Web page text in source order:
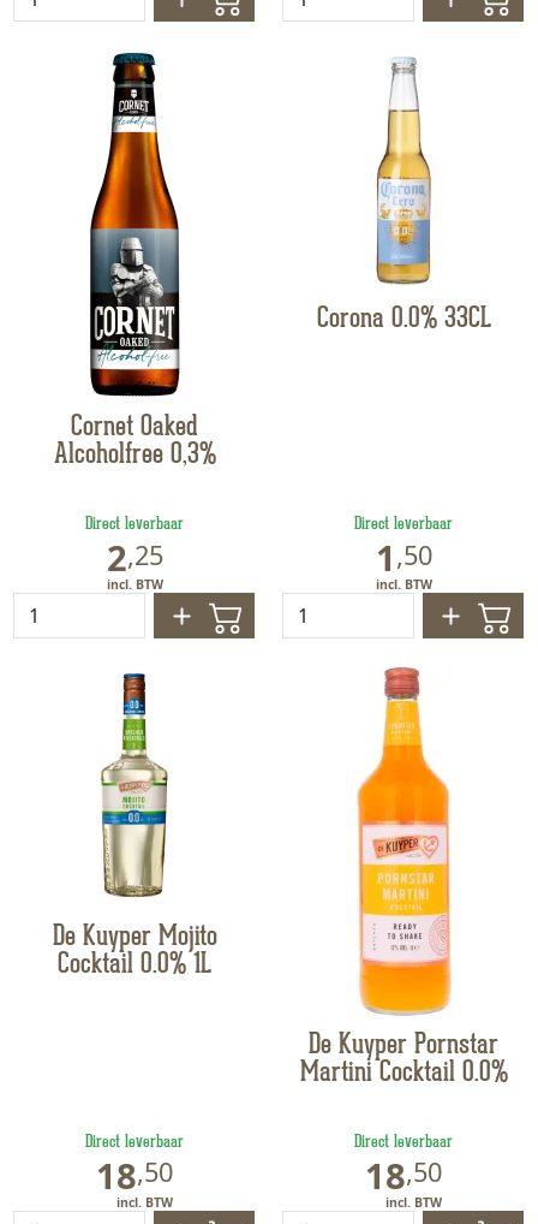
Cornet Oaked
Alcoholfree 0,3%
2,25
Direct leverbaar
Corona 0.0% 33CL
1 ,50
Direct leverbaar
De Kuyper Mojito
Cocktail 0.0% 1L
18,50
Direct leverbaar
De Kuyper Pornstar
Martini Cocktail 0.0%
18,50
Direct leverbaar